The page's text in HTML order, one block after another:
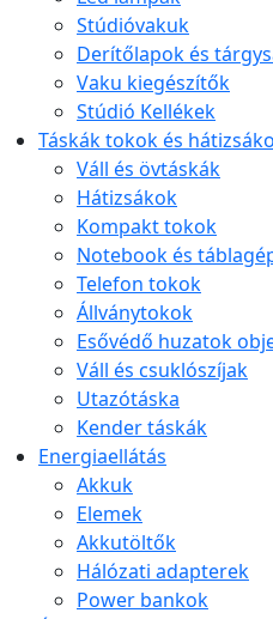
Stúdióvakuk
Derítőlapok és
Vaku kiegészítők
Stúdió Kellékek
Táskák tokok és
Váll és övtáskák
Hátizsákok
Kompakt tokok
Notebook és
Telefon tokok
Állványtokok
Esővédő huzatok
Váll és csuklószíjak
Utazótáska
Kender táskák
Energiaellátás
Akkuk
Elemek
Akkutöltők
Hálózati adapterek
Power bankok